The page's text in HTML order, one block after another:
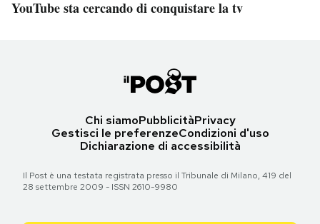
YouTube sta cercando di conquistare la tv
Chi siamoPubblicitàPrivacy
Gestisci le preferenzeCondizioni d'uso
Dichiarazione di accessibilità
Il Post è una testata registrata presso il Tribunale di Milano, 419 del
28 settembre 2009 - ISSN 2610-9980